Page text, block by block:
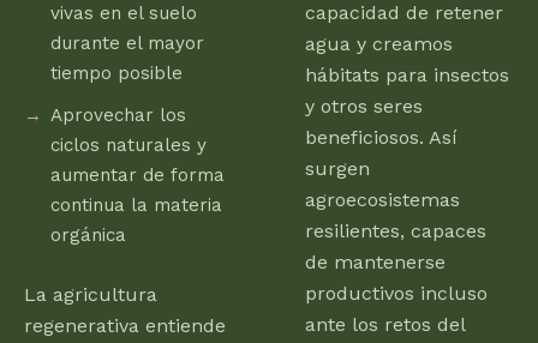
vivas en el suelo
durante el mayor
tiempo posible
Aprovechar los
ciclos naturales y
aumentar de forma
continua la materia
orgánica
La agricultura
regenerativa entiende
capacidad de retener
agua y creamos
hábitats para insectos
y otros seres
beneficiosos. Así
surgen
agroecosistemas
resilientes, capaces
de mantenerse
productivos incluso
ante los retos del